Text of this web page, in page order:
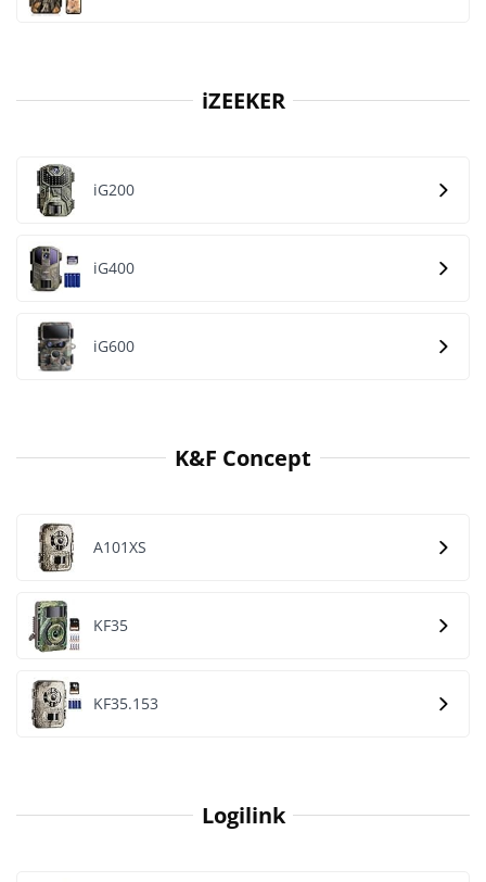
iZEEKER
iG200
iG400
iG600
K&F Concept
A101XS
KF35
KF35.153
Logilink